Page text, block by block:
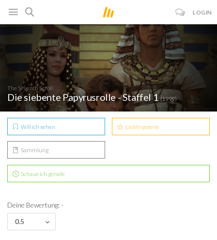
LOGIN
The Seventh Scroll
Die siebente Papyrusrolle - Staffel 1(1999)
Will ich sehen Lieblingsserie
Sammlung
Schaue ich gerade
Deine Bewertung: -
0.5